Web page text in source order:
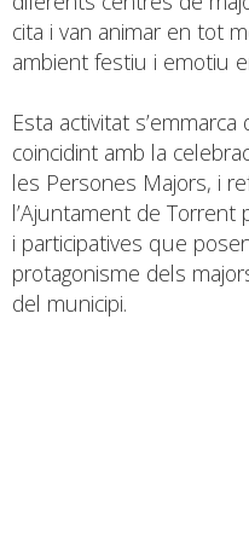
cita i van animar en tot
ambient festiu i emotiu
Esta activitat
coincidint amb la
les Persones Majors, i
l’Ajuntament de
i participatives que
protagonisme dels
del municipi.